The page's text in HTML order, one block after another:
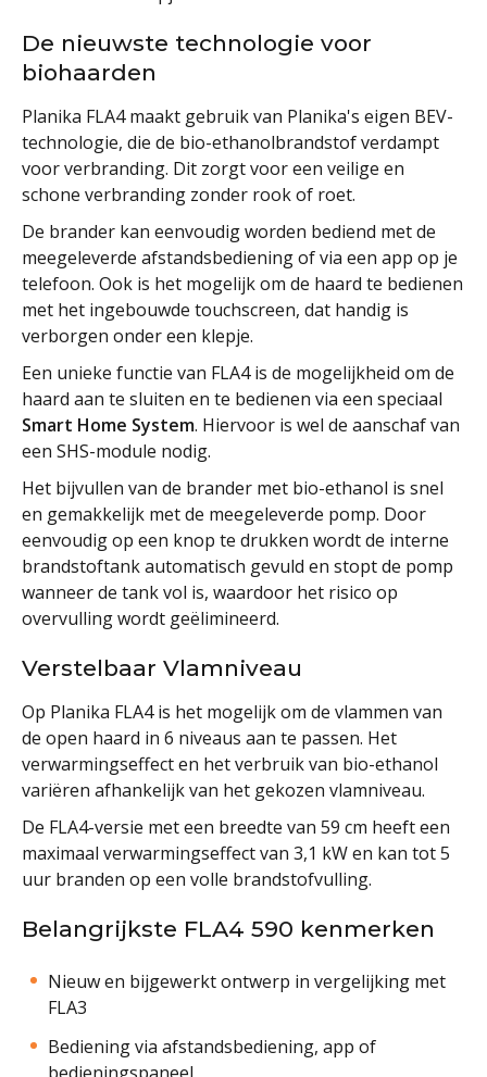
De nieuwste technologie voor
biohaarden
Planika FLA4 maakt gebruik van Planika's eigen BEV-
technologie, die de bio-ethanolbrandstof verdampt
voor verbranding. Dit zorgt voor een veilige en
schone verbranding zonder rook of roet.
De brander kan eenvoudig worden bediend met de
meegeleverde afstandsbediening of via een app op je
telefoon. Ook is het mogelijk om de haard te bedienen
met het ingebouwde touchscreen, dat handig is
verborgen onder een klepje.
Een unieke functie van FLA4 is de mogelijkheid om de
haard aan te sluiten en te bedienen via een speciaal
Smart Home System. Hiervoor is wel de aanschaf van
een SHS-module nodig.
Het bijvullen van de brander met bio-ethanol is snel
en gemakkelijk met de meegeleverde pomp. Door
eenvoudig op een knop te drukken wordt de interne
brandstoftank automatisch gevuld en stopt de pomp
wanneer de tank vol is, waardoor het risico op
overvulling wordt geëlimineerd.
Verstelbaar Vlamniveau
Op Planika FLA4 is het mogelijk om de vlammen van
de open haard in 6 niveaus aan te passen. Het
verwarmingseffect en het verbruik van bio-ethanol
variëren afhankelijk van het gekozen vlamniveau.
De FLA4-versie met een breedte van 59 cm heeft een
maximaal verwarmingseffect van 3,1 kW en kan tot 5
uur branden op een volle brandstofvulling.
Belangrijkste FLA4 590 kenmerken
Nieuw en bijgewerkt ontwerp in vergelijking met
FLA3
Bediening via afstandsbediening, app of
bedieningspaneel